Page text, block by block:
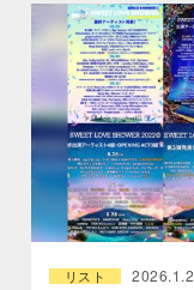
リスト 2026.1.2